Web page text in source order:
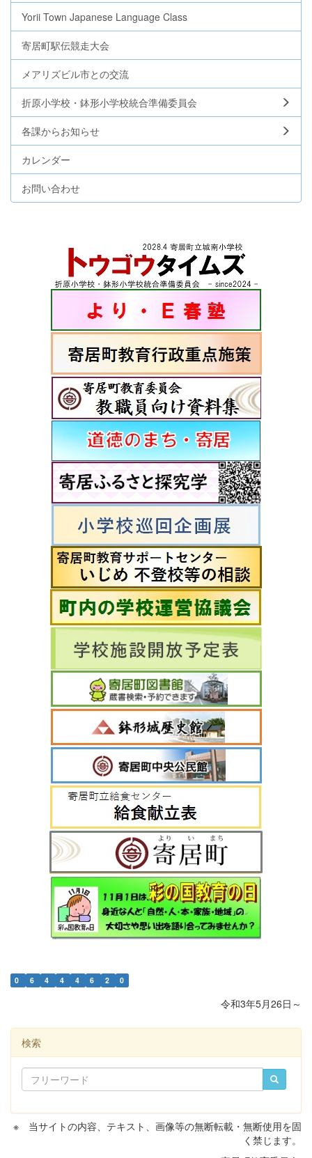
Yorii Town Japanese Language Class
寄居町駅伝競走大会
メアリズビル市との交流
折原小学校・鉢形小学校統合準備委員会
各課からお知らせ
カレンダー
お問い合わせ
0 6 4 4 4 6 2 0
令和3年5月26日～
検索
※ 当サイトの内容、テキスト、画像等の無断転載・無断使用を固
く禁じます。